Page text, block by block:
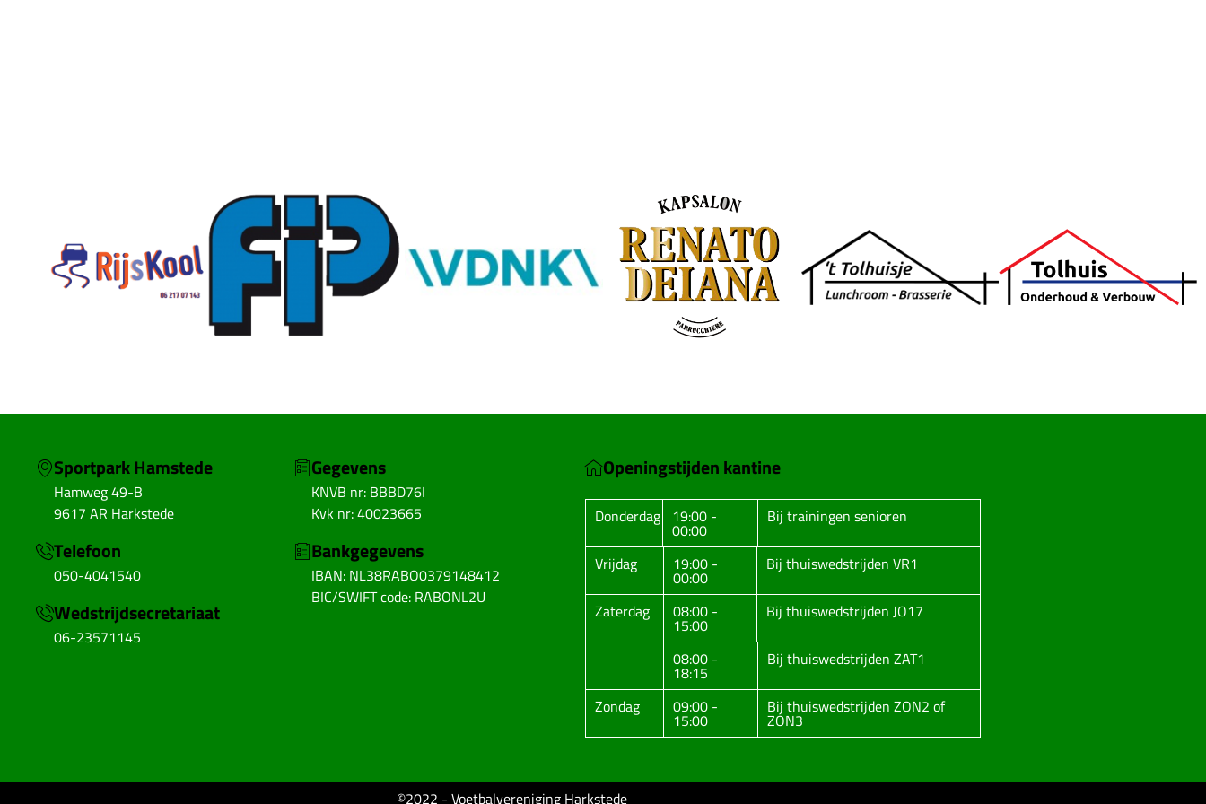
Sportpark Hamstede
Hamweg 49-B
9617 AR Harkstede
Telefoon
050-4041540
Wedstrijdsecretariaat
06-23571145
Gegevens
KNVB nr: BBBD76I
Kvk nr: 40023665
Bankgegevens
IBAN: NL38RABO0379148412
BIC/SWIFT code: RABONL2U
Openingstijden kantine
Donderdag 19:00 -
00:00
Bij trainingen senioren
Vrijdag 19:00 -
00:00
Bij thuiswedstrijden VR1
Zaterdag 08:00 -
15:00
Bij thuiswedstrijden JO17
08:00 -
18:15
Bij thuiswedstrijden ZAT1
Zondag 09:00 -
15:00
Bij thuiswedstrijden ZON2 of
ZON3
©2022 - Voetbalvereniging Harkstede